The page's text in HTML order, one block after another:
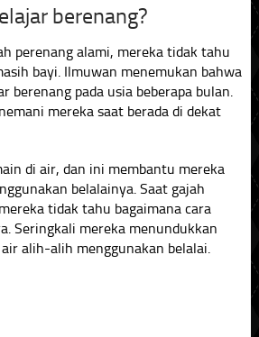
berenang?
perenang alami, mereka tidak tahu
bayi. Ilmuwan menemukan bahwa
berenang pada usia beberapa bulan.
mereka saat berada di dekat
di air, dan ini membantu mereka
belalainya. Saat gajah
tidak tahu bagaimana cara
Seringkali mereka menundukkan
alih-alih menggunakan belalai.